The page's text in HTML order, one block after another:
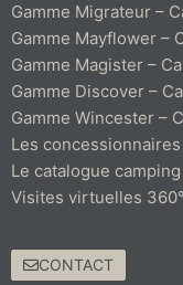
Gamme Migrateur –
Gamme Mayflower –
Gamme Magister –
Gamme Discover –
Gamme Wincester –
Les concessionnaires
Le catalogue
Visites virtuelles 360°
CONTACT